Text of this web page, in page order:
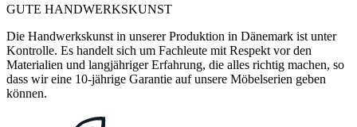
GUTE HANDWERKSKUNST
Die Handwerkskunst in unserer Produktion in Dänemark ist unter
Kontrolle. Es handelt sich um Fachleute mit Respekt vor den
Materialien und langjähriger Erfahrung, die alles richtig machen, so
dass wir eine 10-jährige Garantie auf unsere Möbelserien geben
können.